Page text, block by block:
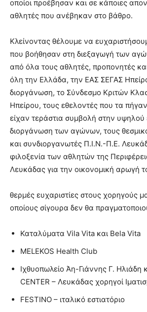
οποίοι προέβησαν και σε κάποιες
αθλητές που ανέβηκαν στο βάθρο.
Κλείνοντας θέλουμε να
που βοήθησαν στη διεξαγωγή των
από όλα τους αθλητές, προπονητές
όλη την Ελλάδα, την ΕΑΣ ΣΕΓΑΣ
διοργάνωση, το Σύνδεσμο Κριτών
Ηπείρου, τους εθελοντές που τα πήγαν
είχαν τεράστια συμβολή στην υψηλού
διοργάνωση των αγώνων, τους
και συνδιοργανωτές Π.Ι.Ν.-Π.Ε.
φιλοξενία των αθλητών της
Λευκάδας για την οικονομική αρωγή
θερμές ευχαριστίες στους χορηγούς
οποίους σίγουρα δεν θα
Καταλύματα Vila Vita και Bela Vita
MELEKOS Health Club
Ιχθυοπωλείο Άη-Γιάννης Γ. Ηλιάδη
CENTER – Λευκάδας χορηγοί
FESTINO – ιταλικό εστιατόριο